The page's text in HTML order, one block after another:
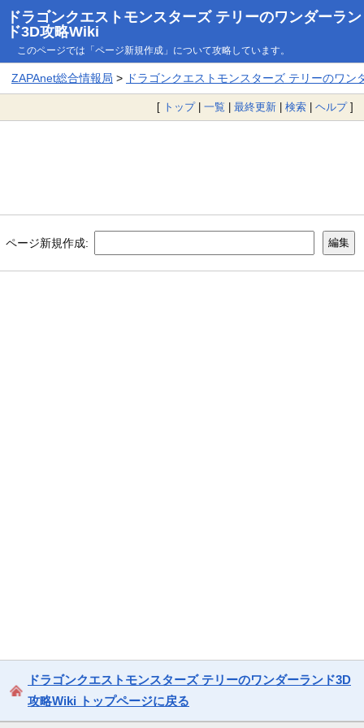
ドラゴンクエストモンスターズ テリーのワンダーラン
ド3D攻略Wiki
このページでは「ページ新規作成」について攻略しています。
ZAPAnet総合情報局 > ドラゴンクエストモンスターズ テリーのワン
[ トップ| 一覧 | 最終更新 | 検索 | ヘルプ]
ページ新規作成:
ドラゴンクエストモンスターズ テリーのワンダーランド3D
攻略Wiki トップページに戻る